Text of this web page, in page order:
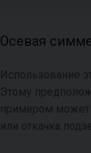
Осевая
Использование
Этому
примером может
или откачка